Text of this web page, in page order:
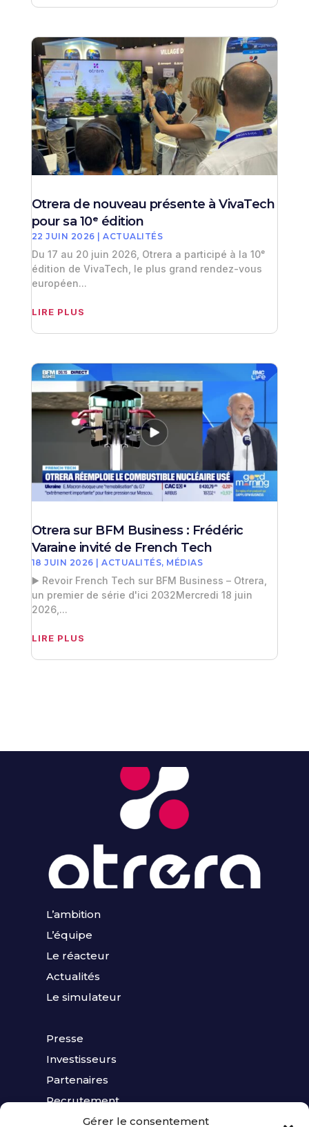
Gérer le consentement
Otrera de nouveau présente à VivaTech
pour sa 10ᵉ édition
22 JUIN 2026 |ACTUALITÉS
Du 17 au 20 juin 2026, Otrera a participé à la 10ᵉ
édition de VivaTech, le plus grand rendez-vous
européen...
LIRE PLUS
Otrera sur BFM Business : Frédéric
Varaine invité de French Tech
18 JUIN 2026 |ACTUALITÉS, MÉDIAS
▶️ Revoir French Tech sur BFM Business – Otrera,
un premier de série d'ici 2032Mercredi 18 juin
2026,...
LIRE PLUS
L’ambition
L’équipe
Le réacteur
Actualités
Le simulateur
Presse
Investisseurs
Partenaires
Recrutement